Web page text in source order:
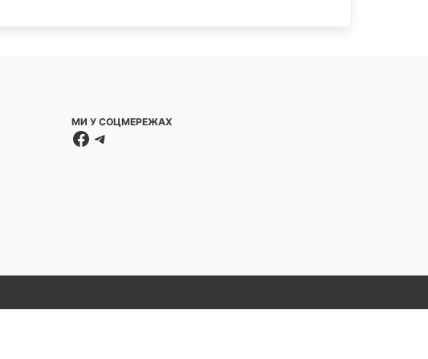
МИ У СОЦМЕРЕЖАХ
Facebook
Telegram